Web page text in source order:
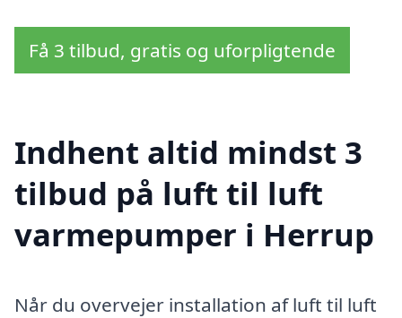
Få 3 tilbud, gratis og uforpligtende
Indhent altid mindst 3
tilbud på luft til luft
varmepumper i Herrup
Når du overvejer installation af luft til luft